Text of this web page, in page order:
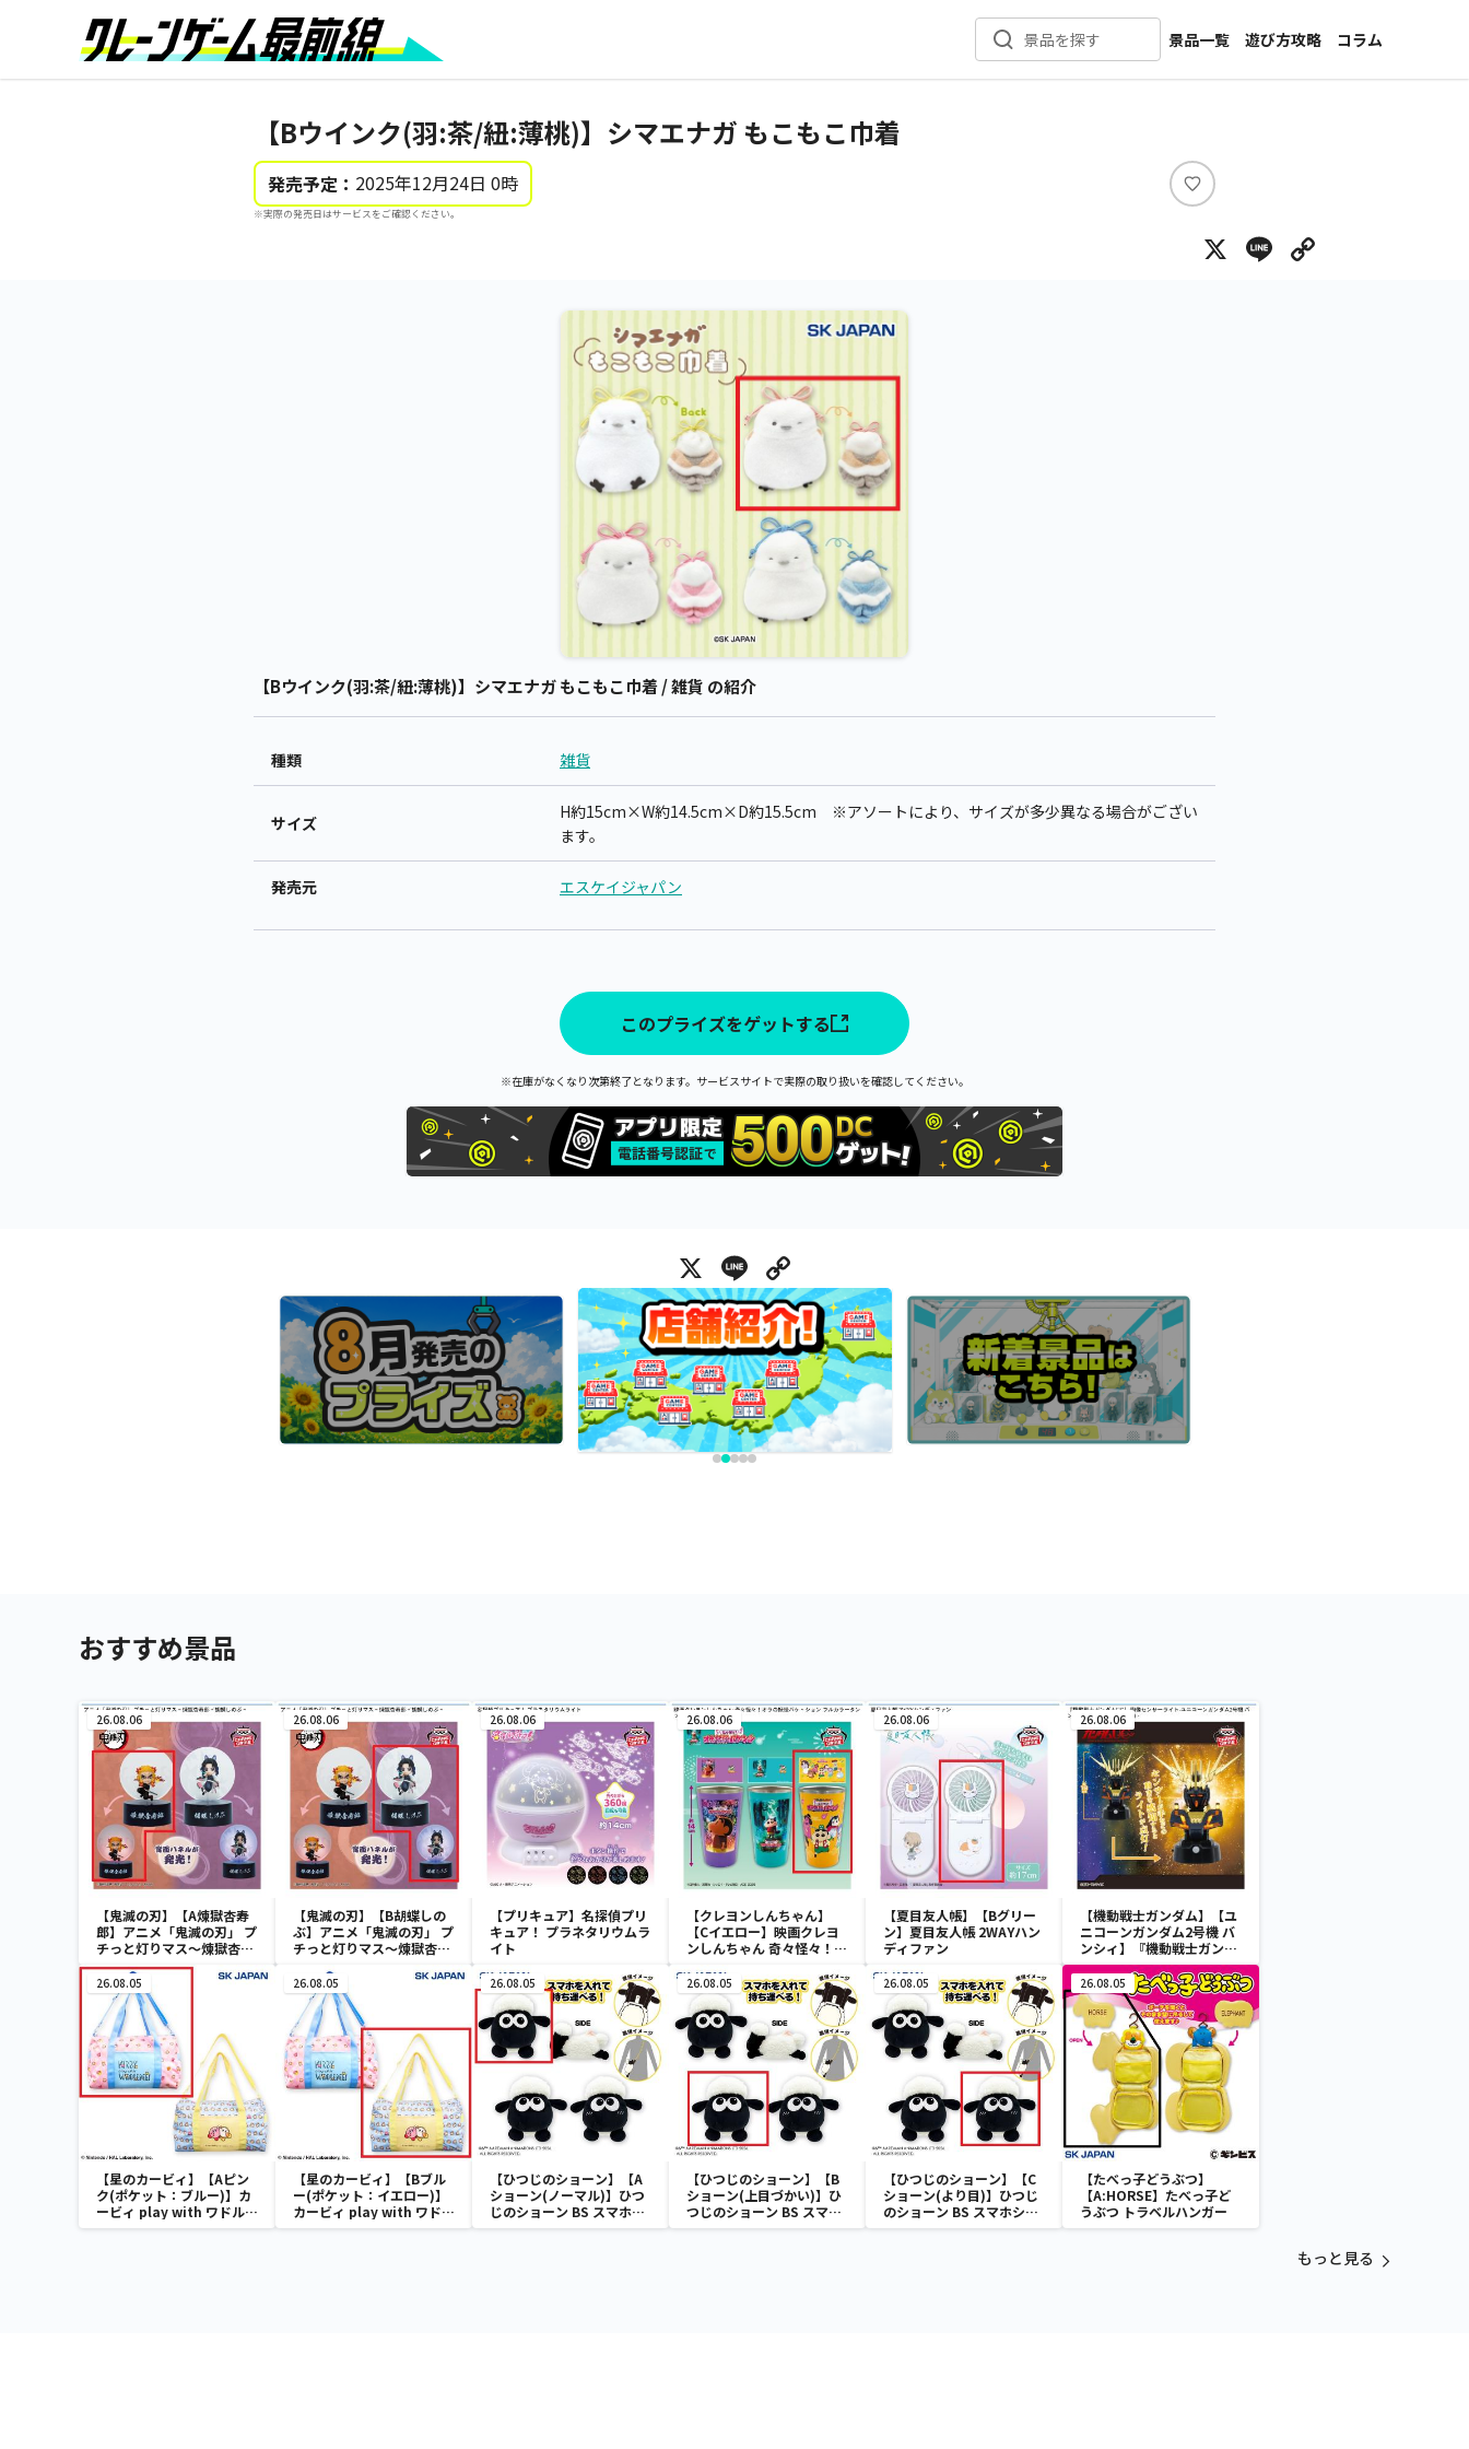
景品を探す
景品一覧
新着景品
メーカー一覧
遊び方攻略
コラム
インタビュー
【Bウインク(羽:茶/紐:薄桃)】シマエナガ もこもこ巾着
発売予定： 2025年12月24日 0時
※実際の発売日はサービスをご確認ください。
い
ね
X Line
【Bウインク(羽:茶/紐:薄桃)】シマエナガ もこもこ巾着 / 雑貨 の紹介
種類 雑貨
サイズ
H約15cm×W約14.5cm×D約15.5cm ※アソートにより、サイズが多少異なる場合がござい
ます。
発売元 エスケイジャパン
このプライズをゲットする
※在庫がなくなり次第終了となります。サービスサイトで実際の取り扱いを確認してください。
X Line
おすすめ景品
26.08.06
【鬼滅の刃】【A煉獄杏寿
郎】アニメ「鬼滅の刃」 プ
チっと灯りマス～煉獄杏寿
郎・胡蝶しのぶ～
26.08.06
【鬼滅の刃】【B胡蝶しの
ぶ】アニメ「鬼滅の刃」 プ
チっと灯りマス～煉獄杏寿
26.08.06
【プリキュア】名探偵プリ
キュア！ プラネタリウムラ
イト
26.08.06
【クレヨンしんちゃん】
【Cイエロー】映画クレヨ
ンしんちゃん 奇々怪々！オ
カラータンブラー
26.08.06
【夏目友人帳】【Bグリー
ン】夏目友人帳 2WAYハン
ディファン
26.08.06
【機動戦士ガンダム】【ユ
ニコーンガンダム2号機 バ
ンシィ】『機動戦士ガンダ
ムUC』 胸像センサーライ
ト-ユニコーンガンダム2号
機 バンシィ（デストロイモ
ード）-
26.08.05
【星のカービィ】【Aピン
ク(ポケット：ブルー)】カ
ービィ play with ワドルデ
ィ ボストンバッグ
26.08.05
【星のカービィ】【Bブル
ー(ポケット：イエロー)】
カービィ play with ワドル
ディ ボストンバッグ
26.08.05
【ひつじのショーン】【A
ショーン(ノーマル)】ひつ
じのショーン BS スマホシ
ョーンルダー
26.08.05
【ひつじのショーン】【B
ショーン(上目づかい)】ひ
つじのショーン BS スマホ
ショーンルダー
26.08.05
【ひつじのショーン】【C
ショーン(より目)】ひつじ
のショーン BS スマホショ
ーンルダー
26.08.05
【たべっ子どうぶつ】
【A:HORSE】たべっ子ど
うぶつ トラベルハンガー
もっと見る